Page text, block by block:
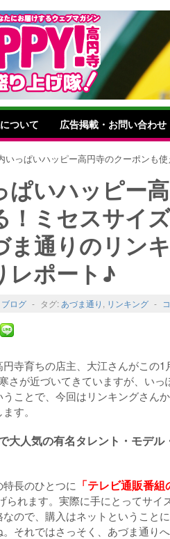
ついて 広告掲載・お問い合わせ
いっぱいハッピー高円寺のクーポンも
ぱいハッピー
！ミセスサイ
ま通りのリン
レポート♪
ブログ - タグ: あづま通り , リンキング -
寺育ちの店主、大江さんがこの
さが近づいてきていますが、い
ことで、今回はリンキングさん
す。
大人気の有名タレント・モデ
長のひとつに 「テレビ通販番
られます。実際に手にとってサイ
ので、購入はネットということ
それではさっそく、あづま通りへ